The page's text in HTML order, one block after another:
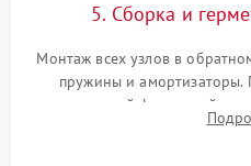
5. Сборка и
Монтаж всех узлов в
пружины и амортизаторы.
надежной фиксацией
герметиком для